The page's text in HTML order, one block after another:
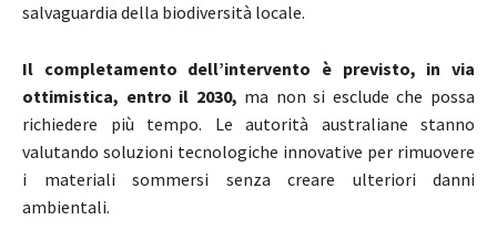
salvaguardia della biodiversità locale.
Il completamento dell’intervento è previsto, in via
ottimistica, entro il 2030, ma non si esclude che possa
richiedere più tempo. Le autorità australiane stanno
valutando soluzioni tecnologiche innovative per rimuovere
i materiali sommersi senza creare ulteriori danni
ambientali.